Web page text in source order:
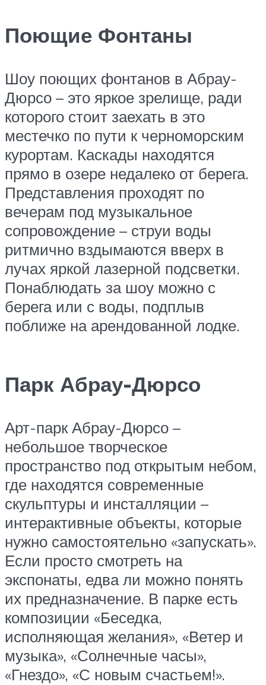
Поющие Фонтаны
Шоу поющих фонтанов в Абрау-
Дюрсо – это яркое зрелище, ради
которого стоит заехать в это
местечко по пути к черноморским
курортам. Каскады находятся
прямо в озере недалеко от берега.
Представления проходят по
вечерам под музыкальное
сопровождение – струи воды
ритмично вздымаются вверх в
лучах яркой лазерной подсветки.
Понаблюдать за шоу можно с
берега или с воды, подплыв
поближе на арендованной лодке.
Парк Абрау-Дюрсо
Арт-парк Абрау-Дюрсо –
небольшое творческое
пространство под открытым небом,
где находятся современные
скульптуры и инсталляции –
интерактивные объекты, которые
нужно самостоятельно «запускать».
Если просто смотреть на
экспонаты, едва ли можно понять
их предназначение. В парке есть
композиции «Беседка,
исполняющая желания», «Ветер и
музыка», «Солнечные часы»,
«Гнездо», «С новым счастьем!».